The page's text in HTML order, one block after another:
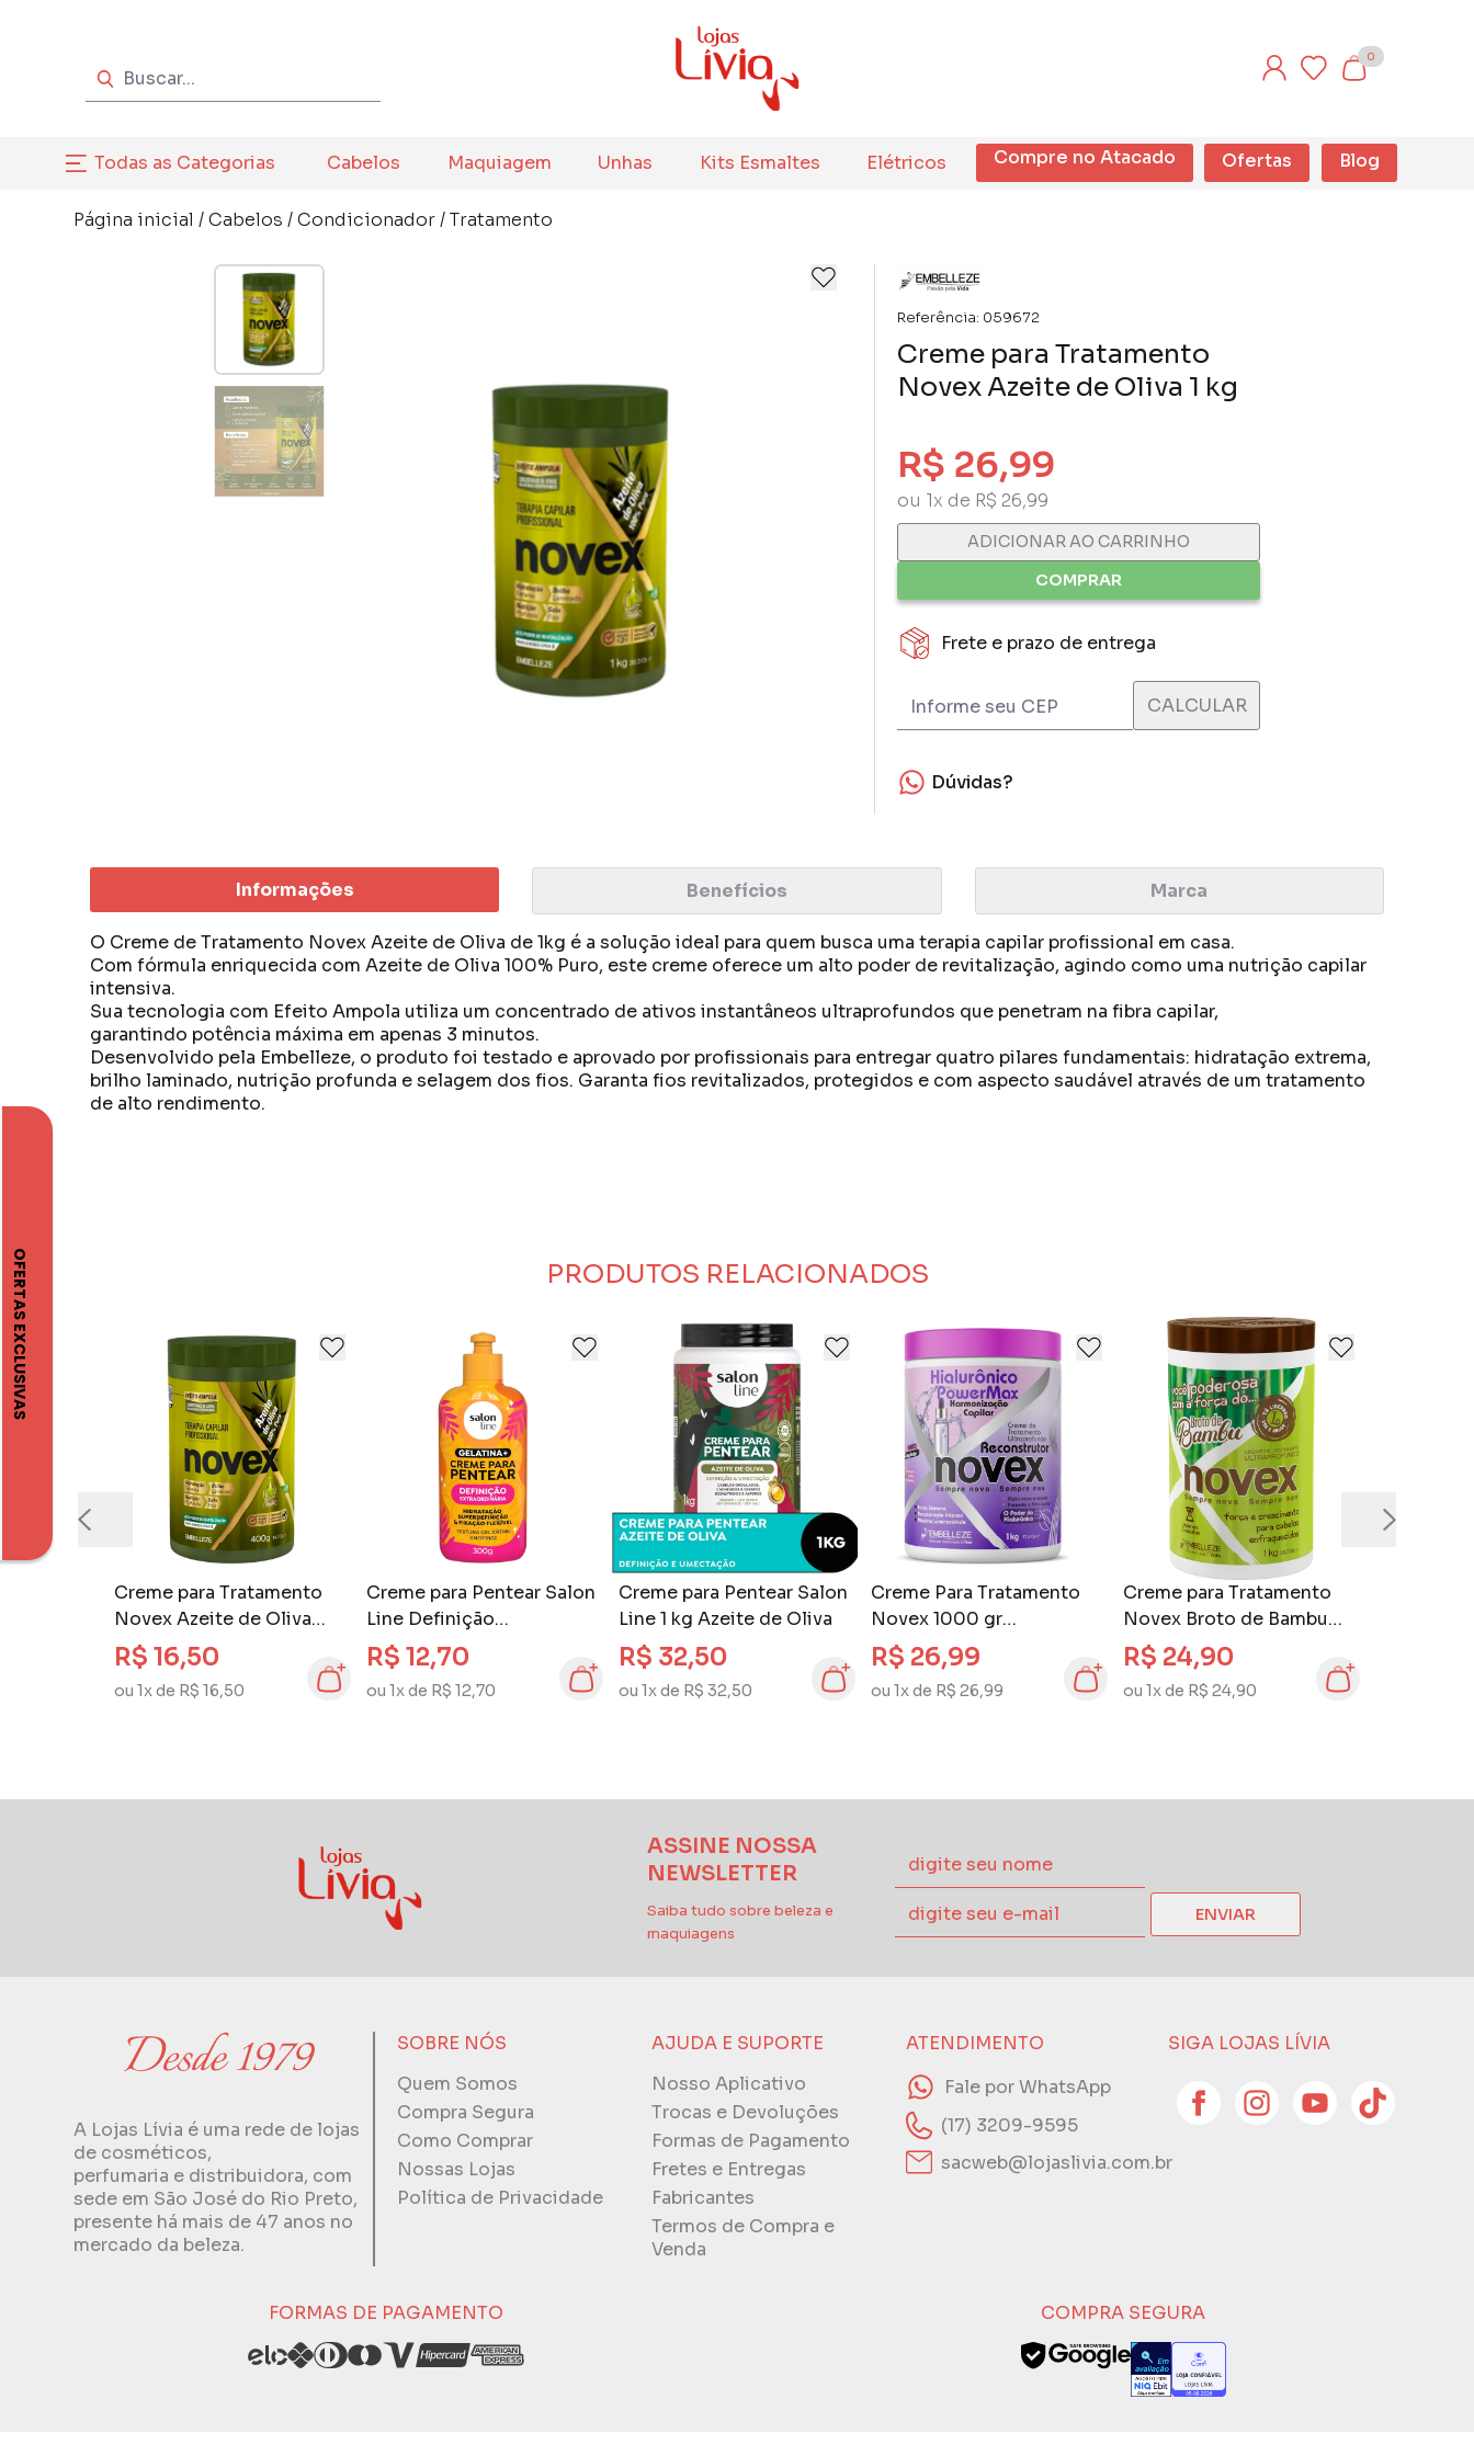
0
Todas as Categorias Cabelos Maquiagem Unhas Kits Esmaltes Elétricos Compre no Atacado Ofertas Blog
Página inicial /Cabelos /Condicionador/Tratamento
Referência: 059672
Creme para Tratamento
Novex Azeite de Oliva 1 kg
R$ 26,99
ou 1x de R$ 26,99
ADICIONAR AO CARRINHO
COMPRAR
Frete e prazo de entrega
Dúvidas?
Informações Benefícios Marca
O Creme de Tratamento Novex Azeite de Oliva de 1kg é a solução ideal para quem busca uma terapia capilar profissional em casa.
Com fórmula enriquecida com Azeite de Oliva 100% Puro, este creme oferece um alto poder de revitalização, agindo como uma nutrição capilar
intensiva.
Sua tecnologia com Efeito Ampola utiliza um concentrado de ativos instantâneos ultraprofundos que penetram na fibra capilar,
garantindo potência máxima em apenas 3 minutos.
Desenvolvido pela Embelleze, o produto foi testado e aprovado por profissionais para entregar quatro pilares fundamentais: hidratação extrema,
brilho laminado, nutrição profunda e selagem dos fios. Garanta fios revitalizados, protegidos e com aspecto saudável através de um tratamento
de alto rendimento.
PRODUTOS RELACIONADOS
Creme para Tratamento
Novex Azeite de Oliva
400g
R$ 16,50
ou 1x de R$ 16,50
Creme para Pentear Salon
Line Definição
Extraordinária 300 gr
Gelatina + Creme Para
Pentear
R$ 12,70
ou 1x de R$ 12,70
Creme para Pentear Salon
Line 1 kg Azeite de Oliva
R$ 32,50
ou 1x de R$ 32,50
Creme Para Tratamento
Novex 1000 gr
Hialurônico PowerMax
R$ 26,99
ou 1x de R$ 26,99
Creme para Tratamento
Novex Broto de Bambu
1kg
R$ 24,90
ou 1x de R$ 24,90
ASSINE NOSSA
NEWSLETTER
Saiba tudo sobre beleza e
maquiagens
ENVIAR
A Lojas Lívia é uma rede de lojas
de cosméticos,
perfumaria e distribuidora, com
sede em São José do Rio Preto,
presente há mais de 47 anos no
mercado da beleza.
SOBRE NÓS
Quem Somos
Compra Segura
Como Comprar
Nossas Lojas
Política de Privacidade
AJUDA E SUPORTE
Nosso Aplicativo
Trocas e Devoluções
Formas de Pagamento
Fretes e Entregas
Fabricantes
Termos de Compra e
Venda
ATENDIMENTO
Fale por WhatsApp
(17) 3209-9595
sacweb@lojaslivia.com.br
SIGA LOJAS LÍVIA
FORMAS DE PAGAMENTO COMPRA SEGURA